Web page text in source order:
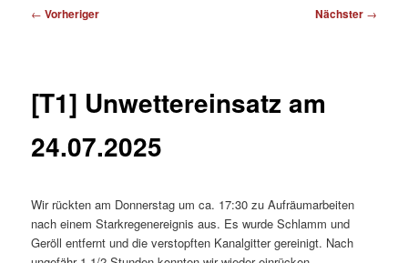
Beitragsnavigation
← Vorheriger Nächster →
[T1] Unwettereinsatz am
24.07.2025
Wir rückten am Donnerstag um ca. 17:30 zu Aufräumarbeiten
nach einem Starkregenereignis aus. Es wurde Schlamm und
Geröll entfernt und die verstopften Kanalgitter gereinigt. Nach